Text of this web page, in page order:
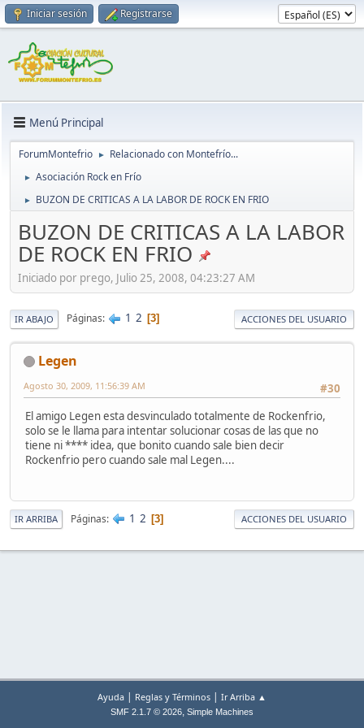
Iniciar sesión Registrarse
Menú Principal
ForumMontefrio ► Relacionado con Montefrío...
► Asociación Rock en Frío
► BUZON DE CRITICAS A LA LABOR DE ROCK EN FRIO
BUZON DE CRITICAS A LA LABOR
DE ROCK EN FRIO
Iniciado por prego, Julio 25, 2008, 04:23:27 AM
IR ABAJO Páginas 1 2 3 ACCIONES DEL USUARIO
Legen
#30
Agosto 30, 2009, 11:56:39 AM
El amigo Legen esta desvinculado totalmente de Rockenfrio,
solo se le llama para intentar solucionar cosas de las que no
tiene ni **** idea, que bonito cuando sale bien decir
Rockenfrio pero cuando sale mal Legen....
IR ARRIBA Páginas 1 2 3 ACCIONES DEL USUARIO
Ayuda | Reglas y Términos | Ir Arriba ▲
SMF 2.1.7 © 2026, Simple Machines